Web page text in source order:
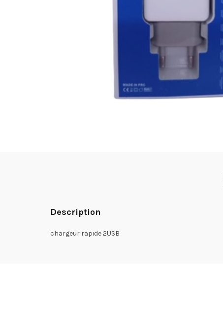
Description
chargeur rapide 2USB